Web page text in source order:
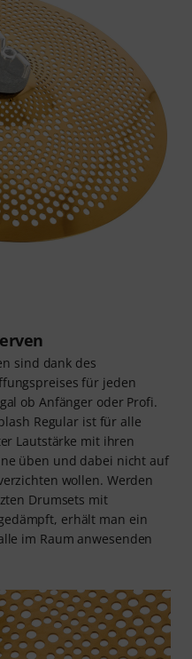
sind dank des
für jeden
ob Anfänger oder Profi.
Regular ist für alle
Lautstärke mit ihren
üben und dabei nicht auf
wollen. Werden
Drumsets mit
erhält man ein
im Raum anwesenden